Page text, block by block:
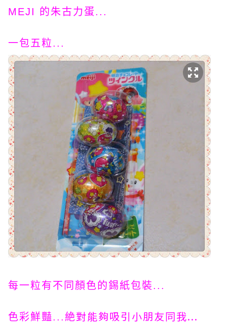
MEJI 的朱古力蛋...
一包五粒...
每一粒有不同顏色的錫紙包裝...
色彩鮮豔...絶對能夠吸引小朋友同我...